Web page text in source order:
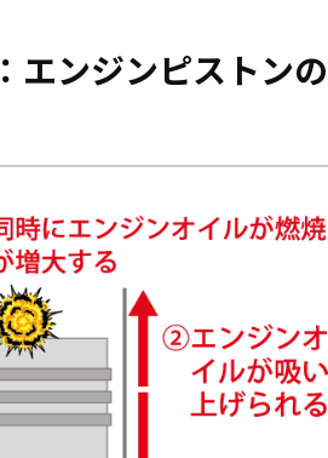
エンジンピストンの